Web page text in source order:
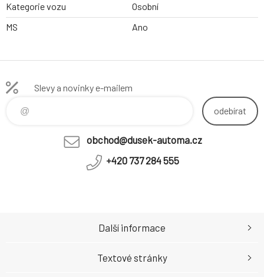
Kategorie vozu
Osobní
MS
Ano
Slevy a novinky e-mailem
odebírat
obchod@dusek-automa.cz
+420 737 284 555
Další informace
Textové stránky